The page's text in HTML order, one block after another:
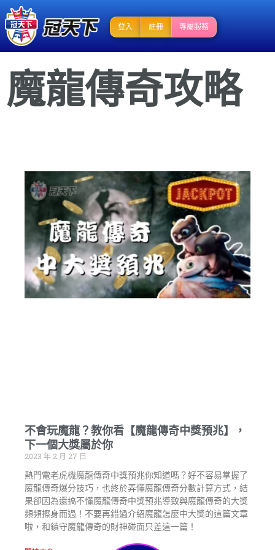
登入 註冊 專屬服務
魔龍傳奇攻略
不會玩魔龍？教你看【魔龍傳奇中獎預兆】，
下一個大獎屬於你
2023 年 2 月 27 日
熱門電老虎機魔龍傳奇中獎預兆你知道嗎？好不容易掌握了
魔龍傳奇爆分技巧，也終於弄懂魔龍傳奇分數計算方式，結
果卻因為還搞不懂魔龍傳奇中獎預兆導致與魔龍傳奇的大獎
頻頻擦身而過！不要再錯過介紹魔龍怎麼中大獎的這篇文章
啦，和鎮守魔龍傳奇的財神碰面只差這一篇！